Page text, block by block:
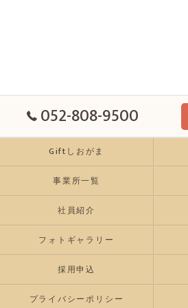
052-808-9500
Giftしおがま
事業所一覧
社員紹介
フォトギャラリー
採用申込
プライバシーポリシー